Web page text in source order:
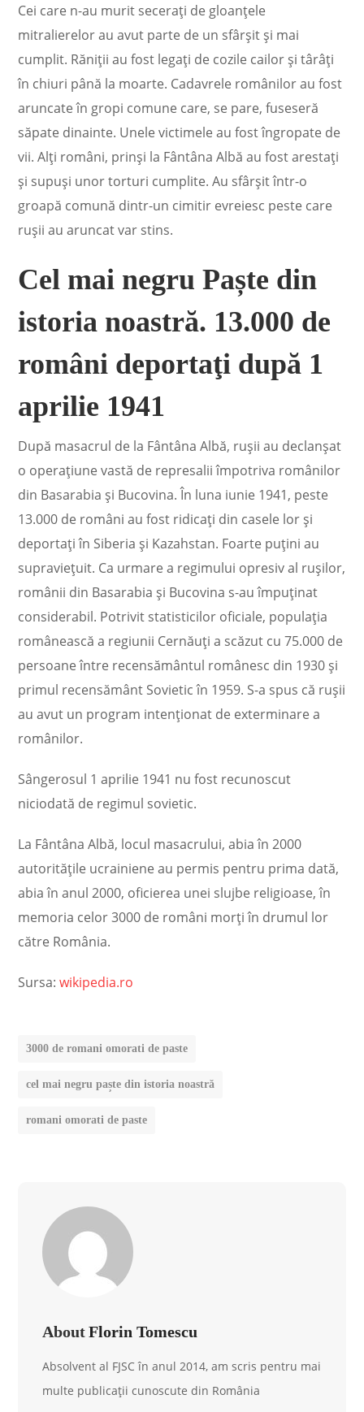
Cei care n-au murit seceraţi de gloanţele
mitralierelor au avut parte de un sfârşit şi mai
cumplit. Răniţii au fost legaţi de cozile cailor şi târâţi
în chiuri până la moarte. Cadavrele românilor au fost
aruncate în gropi comune care, se pare, fuseseră
săpate dinainte. Unele victimele au fost îngropate de
vii. Alţi români, prinşi la Fântâna Albă au fost arestaţi
şi supuşi unor torturi cumplite. Au sfârşit într-o
groapă comună dintr-un cimitir evreiesc peste care
ruşii au aruncat var stins.
Cel mai negru Paște din
istoria noastră. 13.000 de
români deportaţi după 1
aprilie 1941
După masacrul de la Fântâna Albă, ruşii au declanşat
o operaţiune vastă de represalii împotriva românilor
din Basarabia şi Bucovina. În luna iunie 1941, peste
13.000 de români au fost ridicaţi din casele lor şi
deportaţi în Siberia şi Kazahstan. Foarte puţini au
supravieţuit. Ca urmare a regimului opresiv al ruşilor,
românii din Basarabia şi Bucovina s-au împuţinat
considerabil. Potrivit statisticilor oficiale, populaţia
românească a regiunii Cernăuţi a scăzut cu 75.000 de
persoane între recensământul românesc din 1930 şi
primul recensământ Sovietic în 1959. S-a spus că ruşii
au avut un program intenţionat de exterminare a
românilor.
Sângerosul 1 aprilie 1941 nu fost recunoscut
niciodată de regimul sovietic.
La Fântâna Albă, locul masacrului, abia în 2000
autorităţile ucrainiene au permis pentru prima dată,
abia în anul 2000, oficierea unei slujbe religioase, în
memoria celor 3000 de români morţi în drumul lor
către România.
Sursa:wikipedia.ro
3000 de romani omorati de paste
cel mai negru paște din istoria noastră
romani omorati de paste
About Florin Tomescu
Absolvent al FJSC în anul 2014, am scris pentru mai
multe publicații cunoscute din România